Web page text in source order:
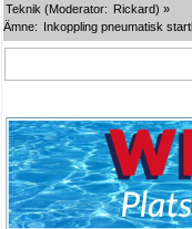
Teknik (Moderator: Rickard) »
Ämne: Inkoppling pneumatisk